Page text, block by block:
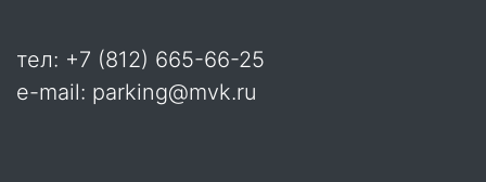
тел: +7 (812) 665-66-25
e-mail: parking@mvk.ru